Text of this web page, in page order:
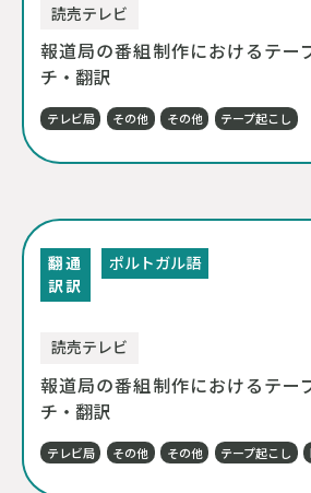
読売テレビ
報道局の番組制作におけるテー
チ・翻訳
テレビ局 その他 その他 テープ起こし
翻
訳
通
訳
ポルトガル語
読売テレビ
報道局の番組制作におけるテー
チ・翻訳
テレビ局 その他 その他 テープ起こし